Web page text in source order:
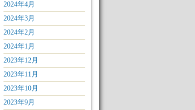
2024年4月
2024年3月
2024年2月
2024年1月
2023年12月
2023年11月
2023年10月
2023年9月